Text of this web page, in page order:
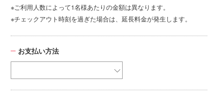
※ご利用人数によって1名様あたりの金額は異なります。
※チェックアウト時刻を過ぎた場合は、延長料金が発生します。
お支払い方法